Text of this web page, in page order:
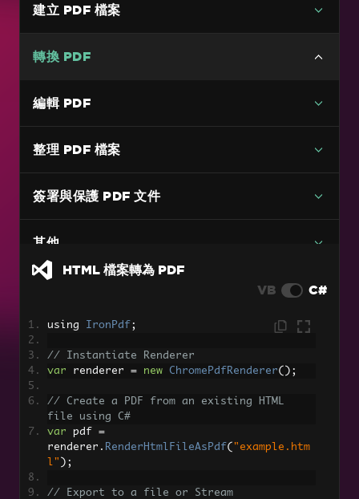
建立 PDF 檔案
轉換 PDF
多功能 PDF 轉換
HTML 字串轉 PDF
C# PDF 轉圖像程式碼範例（不損失畫質）
DOCX 轉 PDF
Markdown 轉 PDF
支援多頁面的 TIFF 轉 PDF 功能
PDF 轉 HTML
動態網頁轉 PDF
XAML 轉 PDF (MAUI)
編輯 PDF
整理 PDF 檔案
簽署與保護 PDF 文件
其他
HTML 檔案轉為 PDF
VB
C#
using IronPdf ;
// Instantiate Renderer
var renderer = new ChromePdfRenderer();
// Create a PDF from an existing HTML
file using C#
var pdf =
renderer . RenderHtmlFileAsPdf( "example.htm
l" );
// Export to a file or Stream